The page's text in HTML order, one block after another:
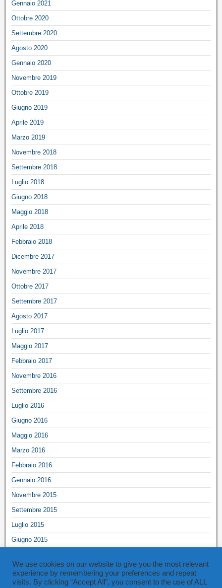
Gennaio 2021
Ottobre 2020
Settembre 2020
Agosto 2020
Gennaio 2020
Novembre 2019
Ottobre 2019
Giugno 2019
Aprile 2019
Marzo 2019
Novembre 2018
Settembre 2018
Luglio 2018
Giugno 2018
Maggio 2018
Aprile 2018
Febbraio 2018
Dicembre 2017
Novembre 2017
Ottobre 2017
Settembre 2017
Agosto 2017
Luglio 2017
Maggio 2017
Febbraio 2017
Novembre 2016
Settembre 2016
Luglio 2016
Giugno 2016
Maggio 2016
Marzo 2016
Febbraio 2016
Gennaio 2016
Novembre 2015
Settembre 2015
Luglio 2015
Giugno 2015
Marzo 2015
Ottobre 2014
We use cookies on our website to give you the most relevant
experience by remembering your preferences and repeat
visits. By clicking “Accept All”, you consent to the use of ALL